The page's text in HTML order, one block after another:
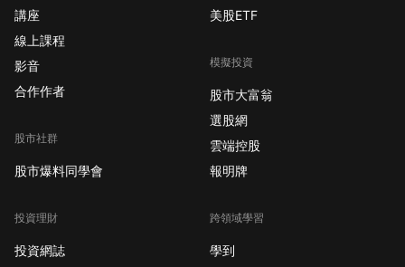
講座
線上課程
影音
合作作者
股市社群
股市爆料同學會
投資理財
投資網誌
美股ETF
模擬投資
股市大富翁
選股網
雲端控股
報明牌
跨領域學習
學到